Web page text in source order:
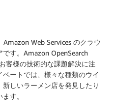
Amazon Web Services のクラウ
です。Amazon OpenSearch
客様の技術的な課題解決に注
ートでは、様々な種類のウイ
しいラーメン店を発見したり
す。